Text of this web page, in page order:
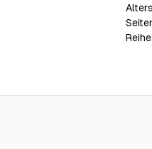
Reihe: